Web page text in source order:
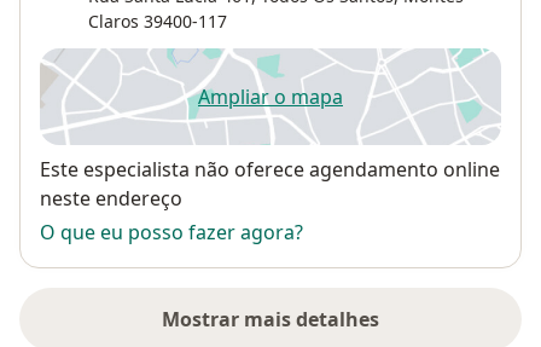
Claros 39400-117
Ampliar o mapaabre num novo separador
Disponibilidade
Este especialista não oferece agendamento online
neste endereço
O que eu posso fazer agora?
Mostrar mais detalhes
sobre o endereço